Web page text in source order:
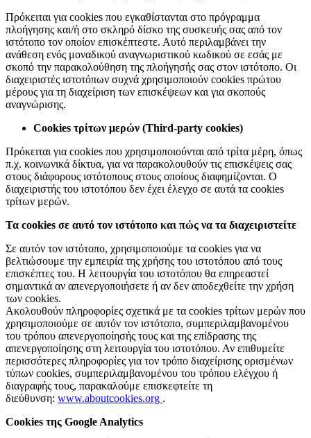
Πρόκειται για cookies που εγκαθίστανται στο πρόγραμμα
πλοήγησης και/ή στο σκληρό δίσκο της συσκευής σας από τον
ιστότοπο τον οποίον επισκέπτεστε. Αυτό περιλαμβάνει την
ανάθεση ενός μοναδικού αναγνωριστικού κωδικού σε εσάς με
σκοπό την παρακολούθηση της πλοήγησής σας στον ιστότοπο. Οι
διαχειριστές ιστοτόπων συχνά χρησιμοποιούν cookies πρώτου
μέρους για τη διαχείριση των επισκέψεων και για σκοπούς
αναγνώρισης.
Cookies τρίτων μερών (Third-party cookies)
Πρόκειται για cookies που χρησιμοποιούνται από τρίτα μέρη, όπως
π.χ. κοινωνικά δίκτυα, για να παρακολουθούν τις επισκέψεις σας
στους διάφορους ιστότοπους στους οποίους διαφημίζονται. Ο
διαχειριστής του ιστοτόπου δεν έχει έλεγχο σε αυτά τα cookies
τρίτων μερών.
Τα cookies σε αυτό τον ιστότοπο και πώς να τα διαχειριστείτε
Σε αυτόν τον ιστότοπο, χρησιμοποιούμε τα cookies για να
βελτιώσουμε την εμπειρία της χρήσης του ιστοτόπου από τους
επισκέπτες του. Η λειτουργία του ιστοτόπου θα επηρεαστεί
σημαντικά αν απενεργοποιήσετε ή αν δεν αποδεχθείτε την χρήση
των cookies.
Ακολουθούν πληροφορίες σχετικά με τα cookies τρίτων μερών που
χρησιμοποιούμε σε αυτόν τον ιστότοπο, συμπεριλαμβανομένου
του τρόπου απενεργοποίησής τους και της επίδρασης της
απενεργοποίησης στη λειτουργία του ιστοτόπου. Αν επιθυμείτε
περισσότερες πληροφορίες για τον τρόπο διαχείρισης ορισμένων
τύπων cookies, συμπεριλαμβανομένου του τρόπου ελέγχου ή
διαγραφής τους, παρακαλούμε επισκεφτείτε τη
διεύθυνση: www.aboutcookies.org .
Cookies της Google Analytics